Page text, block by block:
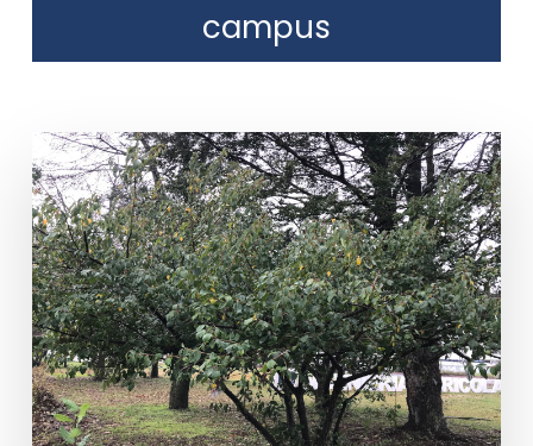
campus
Aristotelia chilensis (Molina) Stuntz